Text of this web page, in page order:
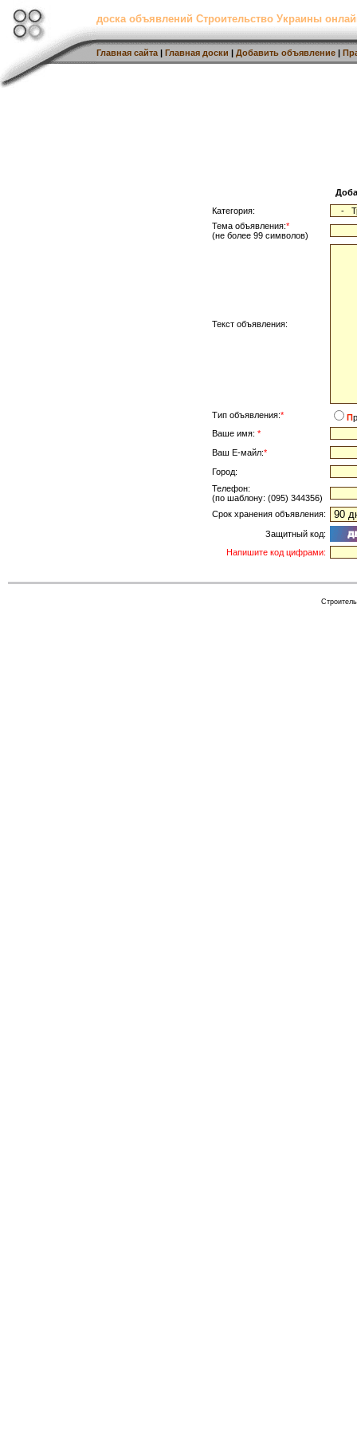
доска объявлений Строительство Украины
Главная сайта | Главная доски | Добавить объявление |
Категория:
Тема объявления:*
(не более 99 символов)
Текст объявления:
Тип объявления:* П
Ваше имя: *
Ваш Е-майл:*
Город:
Телефон:
(по шаблону: (095) 344356)
Срок хранения объявления:
Защитный код:
Напишите код цифрами: